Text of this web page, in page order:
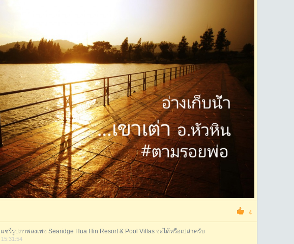
4
ชร์รูปภาพลงเพจ Searidge Hua Hin Resort & Pool Villas จะได้หรือเปล่าครับ